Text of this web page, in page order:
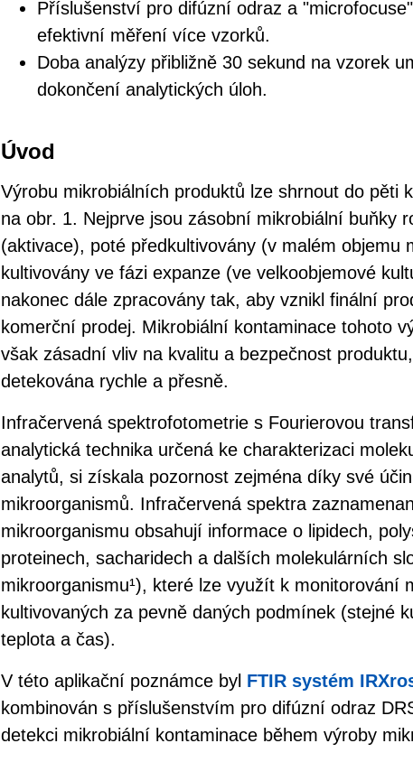
Příslušenství pro difúzní odraz a
efektivní měření více vzorků.
Doba analýzy přibližně 30 sekund na vzorek
dokončení analytických úloh.
Úvod
Výrobu mikrobiálních produktů lze shrnout do pěti
na obr. 1. Nejprve jsou zásobní mikrobiální buňky
(aktivace), poté předkultivovány (v malém objemu
kultivovány ve fázi expanze (ve velkoobjemové
nakonec dále zpracovány tak, aby vznikl finální
komerční prodej. Mikrobiální kontaminace tohoto
však zásadní vliv na kvalitu a bezpečnost
detekována rychle a přesně.
Infračervená spektrofotometrie s Fourierovou
analytická technika určená ke charakterizaci
analytů, si získala pozornost zejména díky své
mikroorganismů. Infračervená spektra
mikroorganismu obsahují informace o lipidech,
proteinech, sacharidech a dalších molekulárních
mikroorganismu¹), které lze využít k monitorování
kultivovaných za pevně daných podmínek (stejné
teplota a čas).
V této aplikační poznámce byl FTIR systém
kombinován s příslušenstvím pro difúzní odraz
detekci mikrobiální kontaminace během výroby